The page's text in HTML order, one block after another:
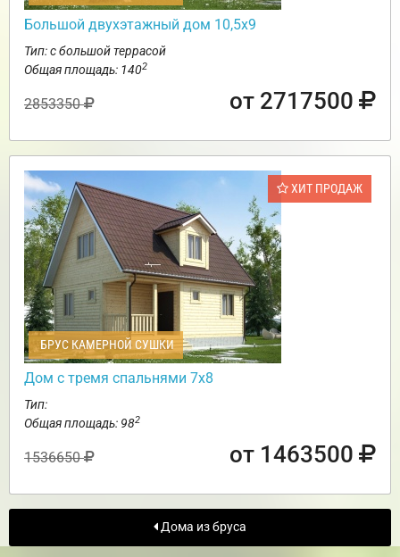
Большой двухэтажный дом 10,5х9
Тип: с большой террасой
Общая площадь: 1402
2853350 от 2717500
ХИТ ПРОДАЖ
БРУС КАМЕРНОЙ СУШКИ
Дом с тремя спальнями 7х8
Тип:
Общая площадь: 982
1536650 от 1463500
Дома из бруса